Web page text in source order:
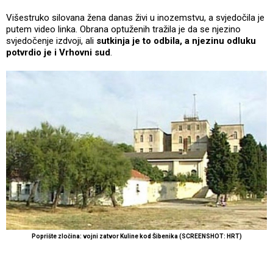
Višestruko silovana žena danas živi u inozemstvu, a svjedočila je
putem video linka. Obrana optuženih tražila je da se njezino
svjedočenje izdvoji, ali sutkinja je to odbila, a njezinu odluku
potvrdio je i Vrhovni sud.
Poprište zločina: vojni zatvor Kuline kod Šibenika (SCREENSHOT: HRT)